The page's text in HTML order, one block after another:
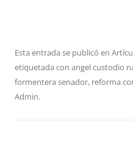
Esta entrada se publicó en
etiquetada con angel custodio
formentera senador, reforma
Admin.